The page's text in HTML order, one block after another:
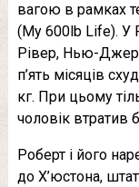
вагою в рамках
(My 600lb Life). У
Рівер, Нью-
п’ять місяців
кг. При цьому
чоловік втратив
Роберт і його
до Х’юстона,